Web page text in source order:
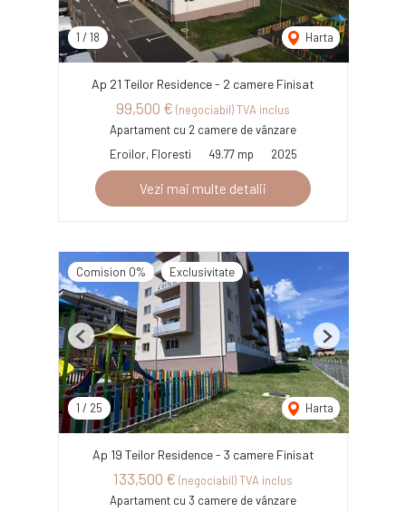
1 / 18 Harta
Ap 21 Teilor Residence - 2 camere Finisat
99,500 € (negociabil) TVA inclus
Apartament cu 2 camere de vânzare
Eroilor, Floresti
49.77 mp 2025
Vezi mai multe detalii
Comision 0% Exclusivitate
1 / 25 Harta
Previous Next
Ap 19 Teilor Residence - 3 camere Finisat
133,500 € (negociabil) TVA inclus
Apartament cu 3 camere de vânzare